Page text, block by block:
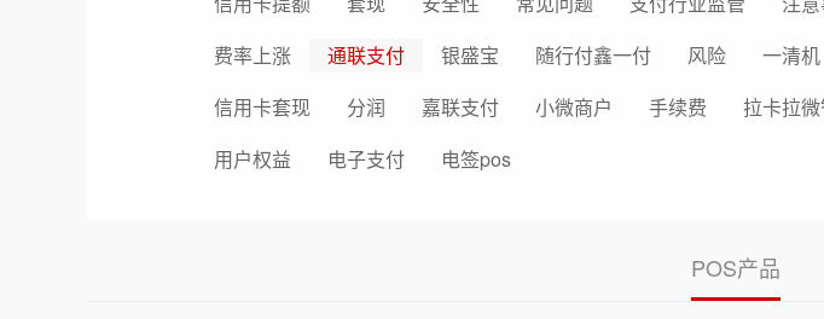
费率上涨
通联支付 银盛宝 随行付鑫一付 风险 一清机
信用卡套现
分润 嘉联支付 小微商户 手续费 拉卡拉
用户权益
电子支付 电签pos
POS产品